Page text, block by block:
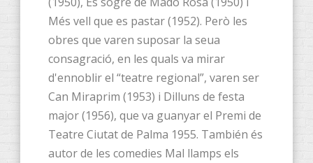
Més vell que es pastar (1952). Però les
obres que varen suposar la seua
consagració, en les quals va mirar
d'ennoblir el “teatre regional”, varen ser
Can Miraprim (1953) i Dilluns de festa
major (1956), que va guanyar el Premi de
Teatre Ciutat de Palma 1955. También és
autor de les comedies Mal llamps els